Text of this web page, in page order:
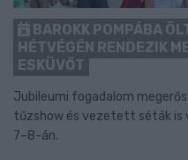
BAROKK POMPÁBA
HÉTVÉGÉN RENDEZIK
ESKÜVŐT
Jubileumi fogadalom
tűzshow és vezetett séták is
7–8-án.